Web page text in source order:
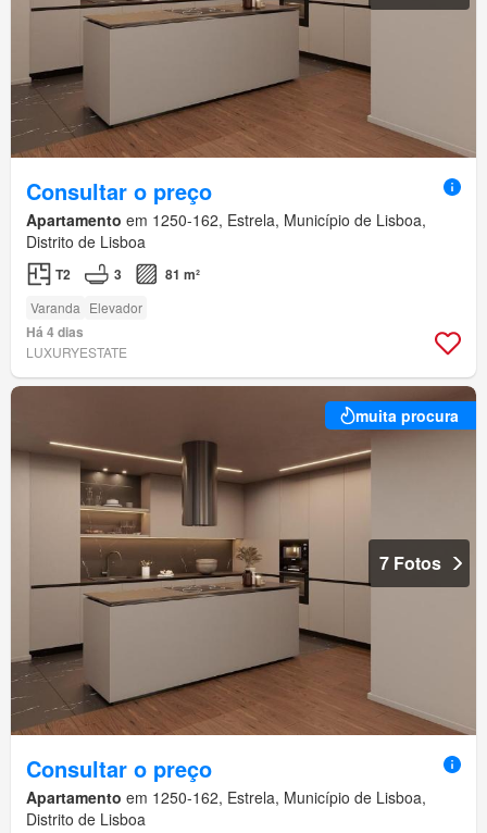
Consultar o preço
Apartamento em 1250-162, Estrela, Município de Lisboa,
Distrito de Lisboa
T2 3 81 m²
Varanda Elevador
Há 4 dias
LUXURYESTATE
muita procura
7 Fotos
Consultar o preço
Apartamento em 1250-162, Estrela, Município de Lisboa,
Distrito de Lisboa